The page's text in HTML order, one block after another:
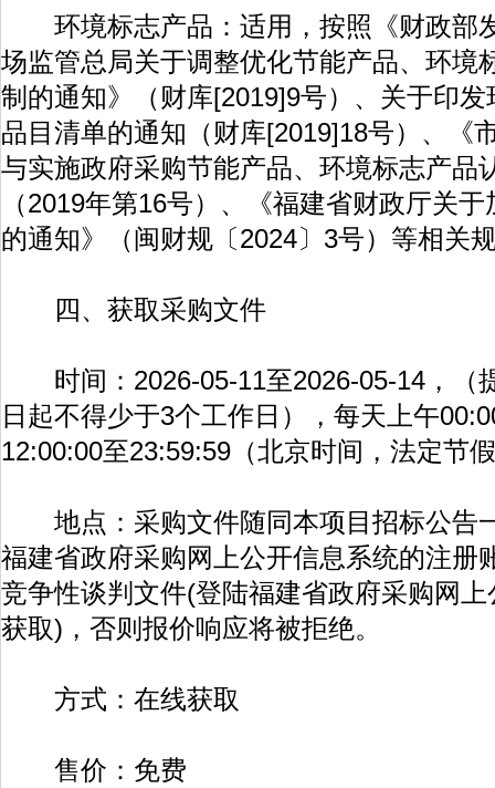
环境标志产品：适用，按照《财政部
场监管总局关于调整优化节能产品、环境
制的通知》（财库[2019]9号）、关于印
品目清单的通知（财库[2019]18号）、《
与实施政府采购节能产品、环境标志产品
（2019年第16号）、《福建省财政厅关
的通知》（闽财规〔2024〕3号）等相关
四、获取采购文件
时间：2026-05-11至2026-05-14，（
日起不得少于3个工作日），每天上午
12:00:00至23:59:59（北京时间，法定节
地点：采购文件随同本项目招标公告
福建省政府采购网上公开信息系统的注册
竞争性谈判文件(登陆福建省政府采购网
获取)，否则报价响应将被拒绝。
方式：在线获取
售价：免费